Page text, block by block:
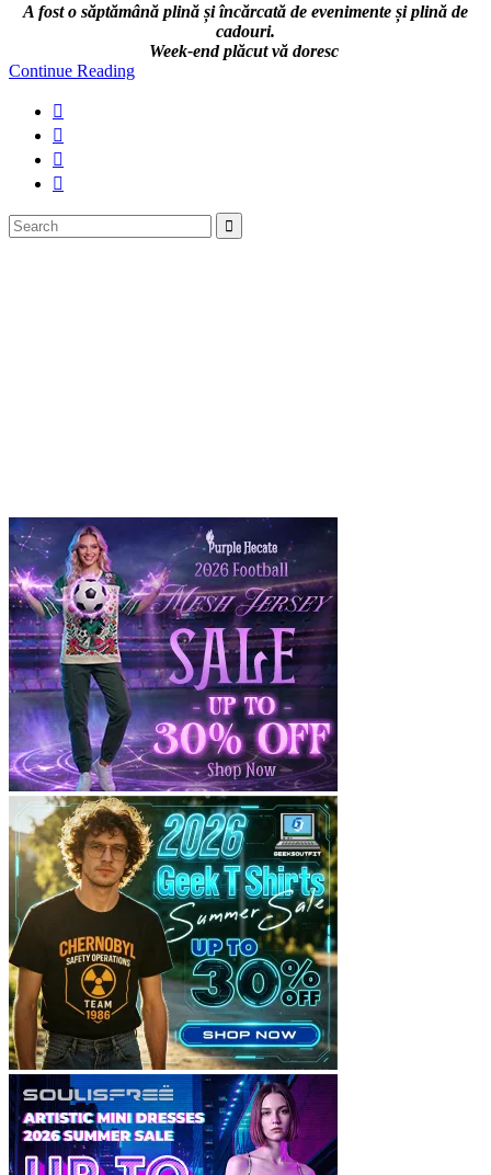
A fost o săptămână plină și încărcată de evenimente și plină de
cadouri.
Week-end plăcut vă doresc
Continue Reading
Search
for: